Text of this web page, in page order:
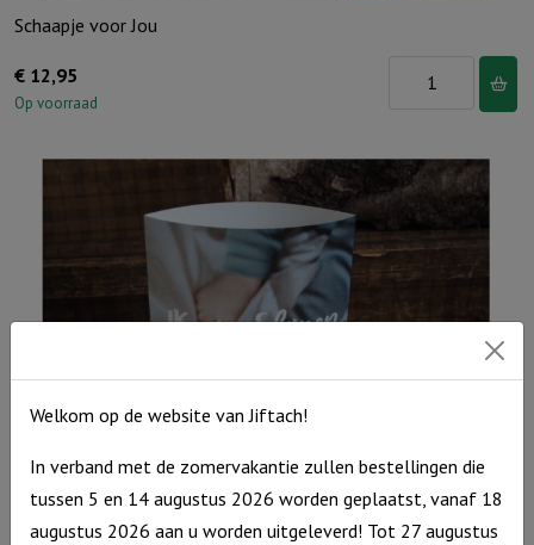
Schaapje voor Jou
€ 12,95
Op voorraad
Schaapje
aantal
Lichtje voor jou: Ik ga slapen ik ben moe
Welkom op de website van Jiftach!
In verband met de zomervakantie zullen bestellingen die
tussen 5 en 14 augustus 2026 worden geplaatst, vanaf 18
augustus 2026 aan u worden uitgeleverd! Tot 27 augustus